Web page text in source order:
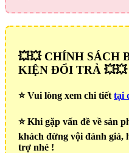
💥💥 CHÍNH SÁCH
KIỆN ĐỔI TRẢ 💥💥
⭐️ Vui lòng xem chi tiết tại
⭐️ Khi gặp vấn đề về sản
khách đừng vội đánh giá,
trợ nhé !